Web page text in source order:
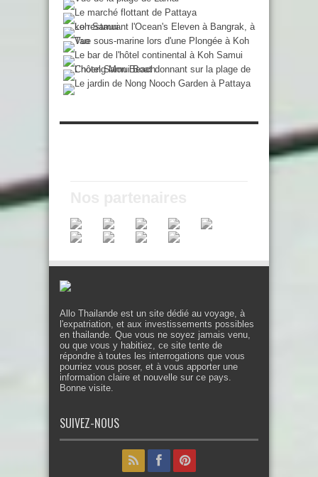
Allo Thailande est un site dédié au voyage, à
l'expatriation, et aux investissements possibles
en thailande. Que vous ne soyez jamais venu,
ou que vous y habitiez, ce site tente de
répondre à toutes les interrogations que vous
pourriez vous poser, et à vous apporter une
information claire et nouvelle sur ce pays.
Bonne visite.
SUIVEZ-NOUS